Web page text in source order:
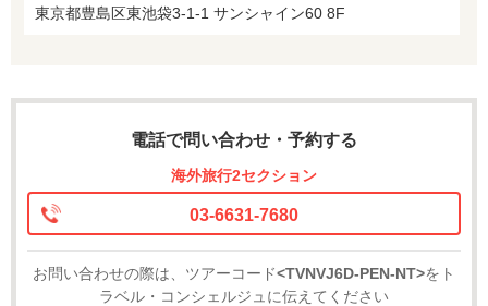
東京都豊島区東池袋3-1-1 サンシャイン60 8F
電話で問い合わせ・予約する
海外旅行2セクション
03-6631-7680
お問い合わせの際は、ツアーコード<TVNVJ6D-PEN-NT>をト
ラベル・コンシェルジュに伝えてください